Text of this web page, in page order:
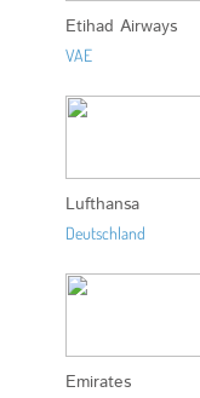
Etihad Airways
VAE
Lufthansa
Deutschland
Emirates